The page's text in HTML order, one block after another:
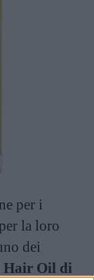
per i
la loro
dei
Hair Oil di